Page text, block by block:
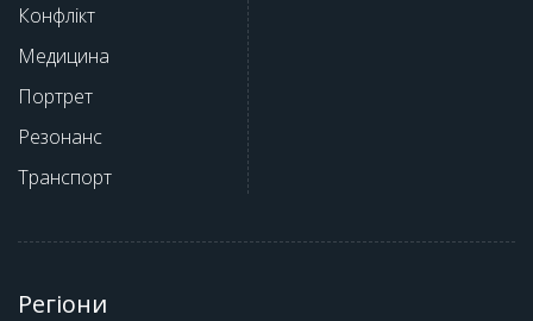
Конфлікт
Медицина
Портрет
Резонанс
Транспорт
Регіони